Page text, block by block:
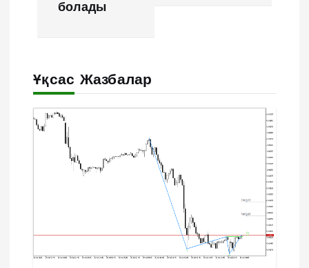
ц
и
з
болады
Ұқсас Жазбалар